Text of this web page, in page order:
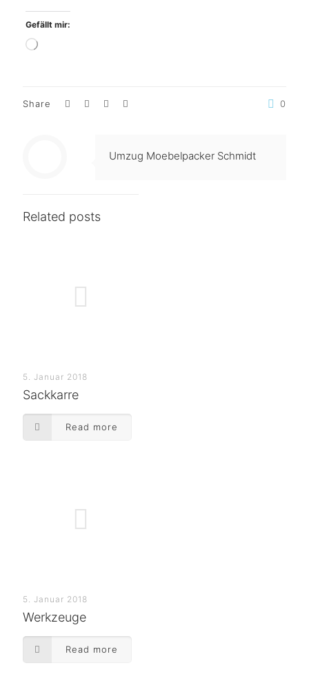
Gefällt mir:
Share 0
Umzug Moebelpacker Schmidt
Related posts
5. Januar 2018
Sackkarre
Read more
5. Januar 2018
Werkzeuge
Read more